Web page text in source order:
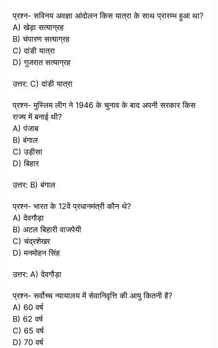
प्रश्न- सविनय अवज्ञा आंदोलन किस यात्रा के साथ प्रारम्भ हुआ था?
A) खेड़ा सत्याग्रह
B) चंपारण सत्याग्रह
C) दांडी यात्रा
D) गुजरात सत्याग्रह
उत्तर: C) दांडी यात्रा
प्रश्न- मुस्लिम लीग ने 1946 के चुनाव के बाद अपनी सरकार किस
राज्य में बनाई थी?
A) पंजाब
B) बंगाल
C) उड़ीसा
D) बिहार
उत्तर: B) बंगाल
प्रश्न- भारत के 12वें प्रधानमंत्री कौन थे?
A) देवगौड़ा
B) अटल बिहारी वाजपेयी
C) चंद्रशेखर
D) मनमोहन सिंह
उत्तर: A) देवगौड़ा
प्रश्न- सर्वोच्च न्यायालय में सेवानिवृत्ति की आयु कितनी है?
A) 60 वर्ष
B) 62 वर्ष
C) 65 वर्ष
D) 70 वर्ष